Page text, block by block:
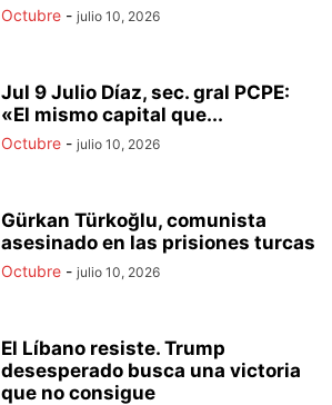
Octubre - julio 10, 2026
Jul 9 Julio Díaz, sec. gral PCPE:
«El mismo capital que...
Octubre - julio 10, 2026
Gürkan Türkoğlu, comunista
asesinado en las prisiones turcas
Octubre - julio 10, 2026
El Líbano resiste. Trump
desesperado busca una victoria
que no consigue